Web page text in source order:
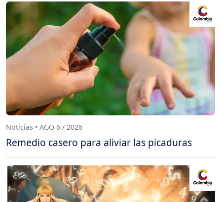
Noticias • AGO 6 / 2026
Remedio casero para aliviar las picaduras